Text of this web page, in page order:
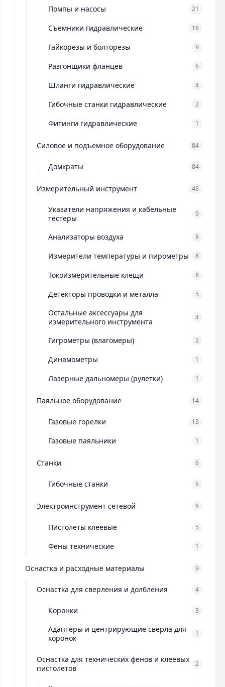
Помпы и насосы 21
Съемники гидравлические 16
Гайкорезы и болторезы 9
Разгонщики фланцев 6
Шланги гидравлические 4
Гибочные станки гидравлические 2
Фитинги гидравлические 1
Силовое и подъемное оборудование 84
Домкраты 84
Измерительный инструмент 46
Указатели напряжения и кабельные
тестеры
9
Анализаторы воздуха 8
Измерители температуры и пирометры 8
Токоизмерительные клещи 8
Детекторы проводки и металла 5
Остальные аксессуары для
измерительного инструмента
4
Гигрометры (влагомеры) 2
Динамометры 1
Лазерные дальномеры (рулетки) 1
Паяльное оборудование 14
Газовые горелки 13
Газовые паяльники 1
Станки 6
Гибочные станки 6
Электроинструмент сетевой 6
Пистолеты клеевые 5
Фены технические 1
Оснастка и расходные материалы 9
Оснастка для сверления и долбления 4
Коронки 3
Адаптеры и центрирующие сверла для
коронок
1
Оснастка для технических фенов и клеевых
пистолетов
2